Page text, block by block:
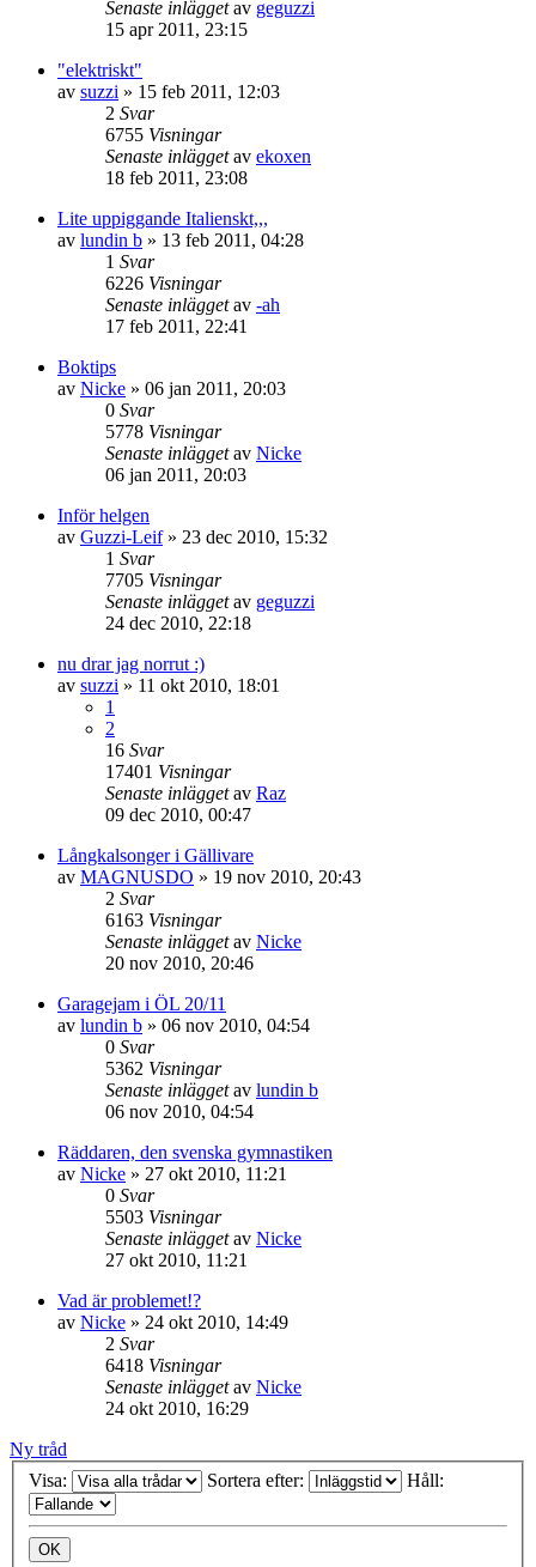
Senaste inläggetav geguzzi
15 apr 2011, 23:15
"elektriskt"
av suzzi » 15 feb 2011, 12:03
2 Svar
6755 Visningar
Senaste inläggetav ekoxen
18 feb 2011, 23:08
Lite uppiggande Italienskt,,,
av lundin b » 13 feb 2011, 04:28
1 Svar
6226 Visningar
Senaste inläggetav -ah
17 feb 2011, 22:41
Boktips
av Nicke » 06 jan 2011, 20:03
0 Svar
5778 Visningar
Senaste inläggetav Nicke
06 jan 2011, 20:03
Inför helgen
av Guzzi-Leif» 23 dec 2010, 15:32
1 Svar
7705 Visningar
Senaste inläggetav geguzzi
24 dec 2010, 22:18
nu drar jag norrut :)
av suzzi » 11 okt 2010, 18:01
1
2
16 Svar
17401 Visningar
Senaste inläggetav Raz
09 dec 2010, 00:47
Långkalsonger i Gällivare
av MAGNUSDO » 19 nov 2010, 20:43
2 Svar
6163 Visningar
Senaste inläggetav Nicke
20 nov 2010, 20:46
Garagejam i ÖL 20/11
av lundin b » 06 nov 2010, 04:54
0 Svar
5362 Visningar
Senaste inläggetav lundin b
06 nov 2010, 04:54
Räddaren, den svenska gymnastiken
av Nicke » 27 okt 2010, 11:21
0 Svar
5503 Visningar
Senaste inläggetav Nicke
27 okt 2010, 11:21
Vad är problemet!?
av Nicke » 24 okt 2010, 14:49
2 Svar
6418 Visningar
Senaste inläggetav Nicke
24 okt 2010, 16:29
Ny tråd
Visa:
Sortera efter: Håll: